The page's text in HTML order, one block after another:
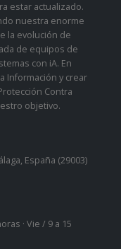
estar actualizado.
nuestra enorme
la evolución de
de equipos de
con iA. En
Información y crear
Contra
objetivo.
España (29003)
· Vie / 9 a 15